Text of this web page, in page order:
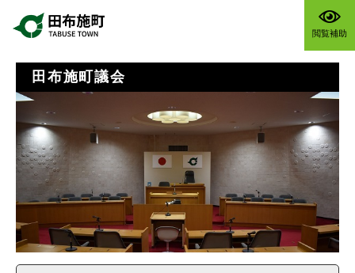
閲覧補助
田布施町議会